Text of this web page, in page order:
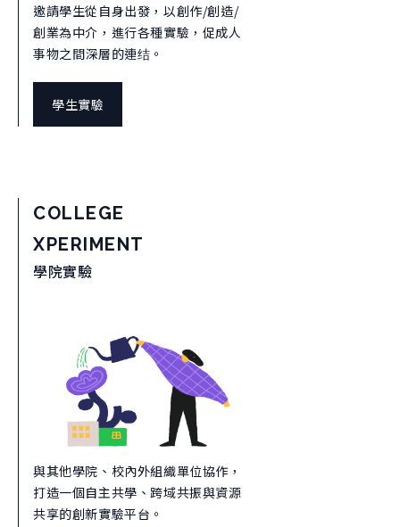
邀請學生從自身出發，以創作/創造/
創業為中介，進行各種實驗，促成人
事物之間深層的連结。
學生實驗
COLLEGE
XPERIMENT
學院實驗
與其他學院、校內外組織單位協作，
打造一個自主共學、跨域共振與資源
共享的創新實驗平台。